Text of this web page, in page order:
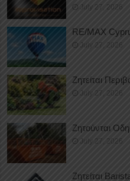
July 27, 2026
RE/MAX
July 27, 2026
Ζητείται
July 27, 2026
Ζητούνται
July 27, 2026
Ζητείται